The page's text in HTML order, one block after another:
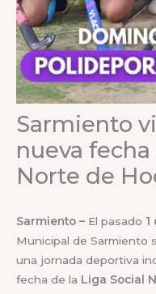
Sarmiento
nueva
Norte de
Sarmiento – El pasado 1
Municipal de Sarmiento
una jornada deportiva
fecha de la Liga Social